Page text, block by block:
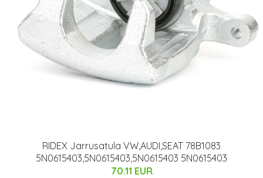
RIDEX Jarrusatula VW,AUDI,SEAT 78B1083
5N0615403,5N0615403,5N0615403 5N0615403
70.11 EUR